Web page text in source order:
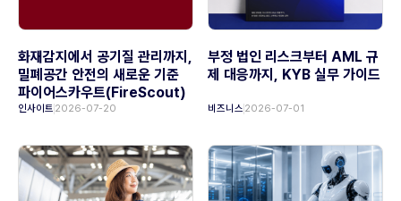
화재감지에서 공기질 관리까지,
밀폐공간 안전의 새로운 기준
파이어스카우트(FireScout)
인사이트 2026-07-20
부정 법인 리스크부터 AML 규
제 대응까지, KYB 실무 가이드
비즈니스 2026-07-01